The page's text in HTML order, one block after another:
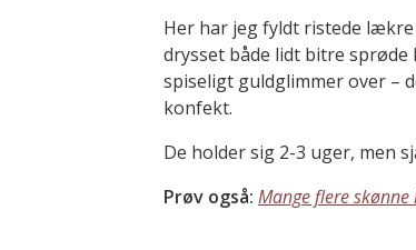
Her har jeg fyldt ristede
drysset både lidt bitre
spiseligt guldglimmer over –
konfekt.
De holder sig 2-3 uger, men
Prøv også: Mange flere